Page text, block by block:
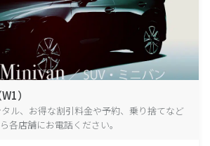
）
ル、お得な割引料金や予約、乗り捨てなど
各店舗にお電話ください。